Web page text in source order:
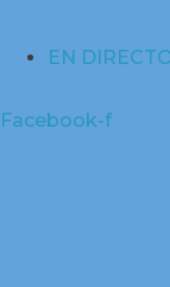
EN
Facebook-f